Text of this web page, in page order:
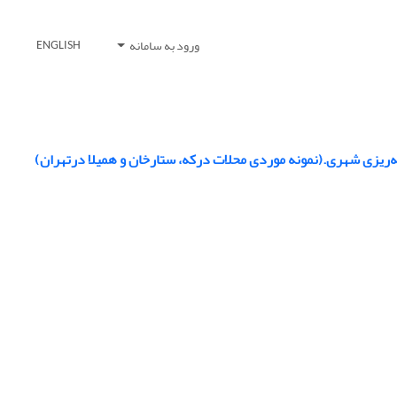
ورود به سامانه ENGLISH
شهری.(نمونه موردی محلات درکه، ستارخان و همیلا درتهران)